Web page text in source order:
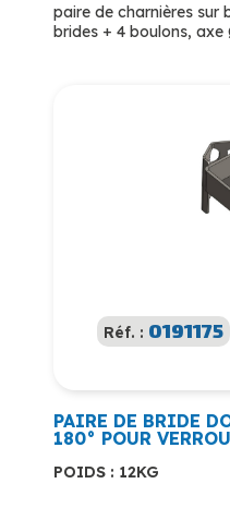
paire de charnières sur
brides + 4 boulons, axe
Réf. : 0191175
PAIRE DE BRIDE
180° POUR
POIDS : 12KG